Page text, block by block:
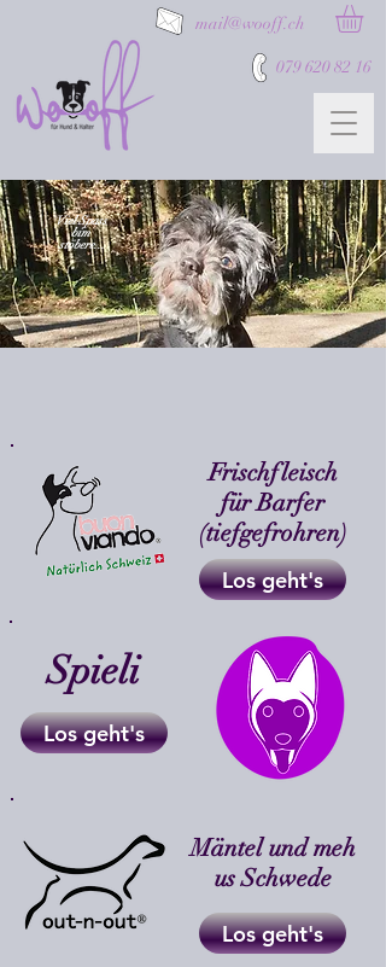
mail@wooff.ch
079 620 82 16
Viel Spass
bim
stöbere...
Frischfleisch
für Barfer
(tiefgefrohren)
Los geht's
Spieli
Los geht's
Mäntel und meh
us Schwede
Los geht's